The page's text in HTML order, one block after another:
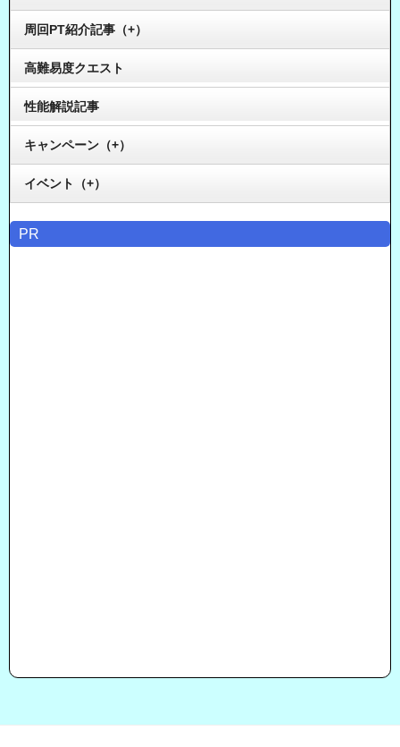
周回PT紹介記事（+）
高難易度クエスト
性能解説記事
キャンペーン（+）
イベント（+）
PR